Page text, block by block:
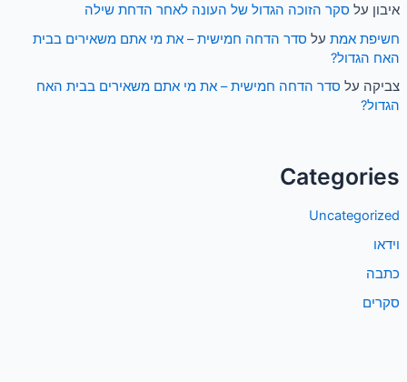
איבוןעלסקר הזוכה הגדול של העונה לאחר הדחת שילה
חשיפת אמתעלסדר הדחה חמישית – את מי אתם משאירים בבית
האח הגדול?
צביקהעלסדר הדחה חמישית – את מי אתם משאירים בבית האח
הגדול?
Categories
Uncategorized
וידאו
כתבה
סקרים